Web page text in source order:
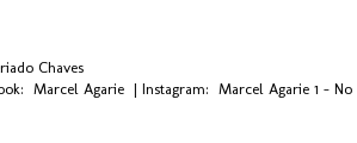
Chaves
Marcel Agarie | Instagram: Marcel Agarie 1 - No